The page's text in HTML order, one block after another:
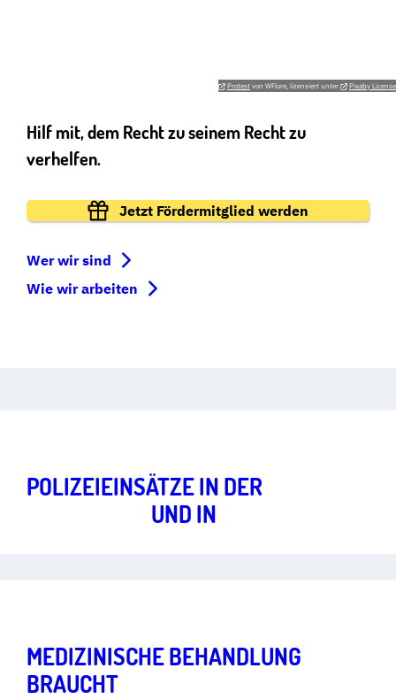
Protest von WFlore, lizensiert unter Pixaby License
Hilf mit, dem Recht zu seinem Recht zu
verhelfen.
Jetzt Fördermitglied werden
Wer wir sind
Wie wir arbeiten
POLIZEIEINSÄTZE IN DER
UND IN
MEDIZINISCHE BEHANDLUNG
BRAUCHT